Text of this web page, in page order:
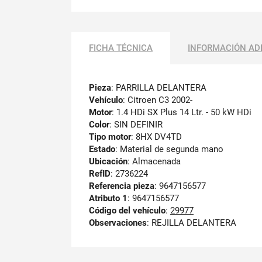
FICHA TÉCNICA INFORMACIÓN
Pieza: PARRILLA DELANTERA
Vehículo: Citroen C3 2002-
Motor: 1.4 HDi SX Plus 14 Ltr. - 50 kW HDi
Color: SIN DEFINIR
Tipo motor: 8HX DV4TD
Estado: Material de segunda mano
Ubicación: Almacenada
RefID: 2736224
Referencia pieza: 9647156577
Atributo 1 : 9647156577
Código del vehículo: 29977
Observaciones: REJILLA DELANTERA